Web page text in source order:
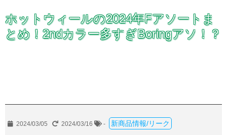
ホットウィールの2024年Fアソートま
とめ！2ndカラー多すぎBoringアソ！？
2024/03/05 2024/03/16 - 新商品情報/リーク